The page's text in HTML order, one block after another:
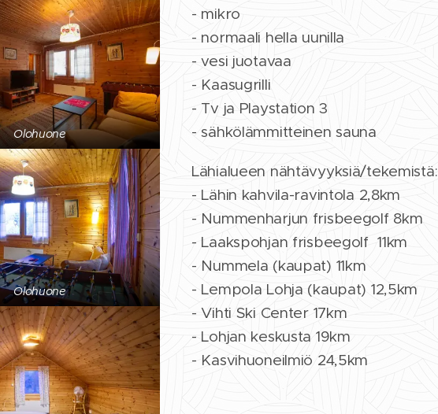
Olohuone
Olohuone
- mikro
- normaali hella uunilla
- vesi juotavaa
- Kaasugrilli
- Tv ja Playstation 3
- sähkölämmitteinen sauna
Lähialueen nähtävyyksiä/tekemistä:
- Lähin kahvila-ravintola 2,8km
- Nummenharjun frisbeegolf 8km
- Laakspohjan frisbeegolf 11km
- Nummela (kaupat) 11km
- Lempola Lohja (kaupat) 12,5km
- Vihti Ski Center 17km
- Lohjan keskusta 19km
- Kasvihuoneilmiö 24,5km